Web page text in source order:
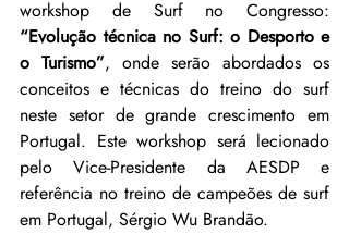
“Evolução técnica no Surf: o Desporto e
o Turismo”, onde serão abordados os
conceitos e técnicas do treino do surf
neste setor de grande crescimento em
Portugal. Este workshop será lecionado
pelo Vice-Presidente da AESDP e
referência no treino de campeões de surf
em Portugal, Sérgio Wu Brandão.